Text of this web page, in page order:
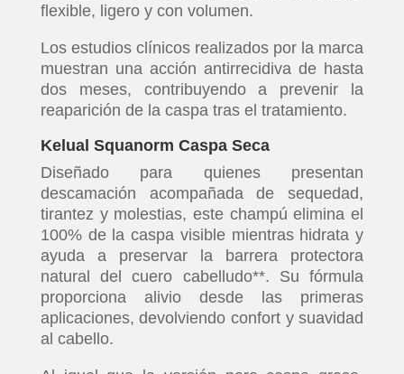
flexible, ligero y con volumen.
Los estudios clínicos realizados por la marca
muestran una acción antirrecidiva de hasta
dos meses, contribuyendo a prevenir la
reaparición de la caspa tras el tratamiento.
Kelual Squanorm Caspa Seca
Diseñado para quienes presentan
descamación acompañada de sequedad,
tirantez y molestias, este champú elimina el
100% de la caspa visible mientras hidrata y
ayuda a preservar la barrera protectora
natural del cuero cabelludo**. Su fórmula
proporciona alivio desde las primeras
aplicaciones, devolviendo confort y suavidad
al cabello.